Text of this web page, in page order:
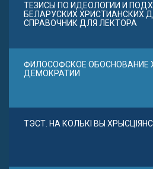
ТЕЗИСЫ ПО ИДЕОЛОГИИ И
БЕЛАРУСКИХ ХРИСТИАНСКИХ
СПРАВОЧНИК ДЛЯ ЛЕКТОРА
ФИЛОСОФСКОЕ ОБОСНОВАНИЕ
ДЕМОКРАТИИ
ТЭСТ. НА КОЛЬКІ ВЫ